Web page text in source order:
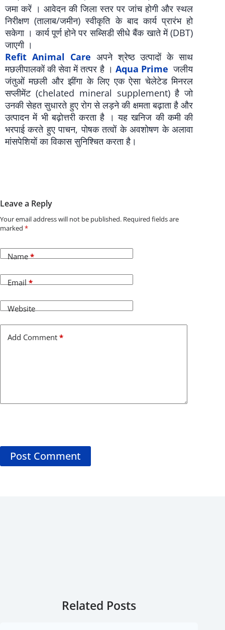
जमा करें । आवेदन की जिला स्तर पर जांच होगी और स्थल
निरीक्षण (तालाब/जमीन) स्वीकृति के बाद कार्य प्रारंभ हो
सकेगा । कार्य पूर्ण होने पर सब्सिडी सीधे बैंक खाते में (DBT)
जाएगी ।
Refit Animal Care अपने श्रेष्ठ उत्पादों के साथ
मछलीपालकों की सेवा में तत्पर है । Aqua Prime जलीय
जंतुओं मछली और झींगा के लिए एक ऐसा चेलेटेड मिनरल
सप्लीमेंट (chelated mineral supplement) है जो
उनकी सेहत सुधारते हुए रोग से लड़ने की क्षमता बढ़ाता है और
उत्पादन में भी बढ़ोत्तरी करता है । यह खनिज की कमी की
भरपाई करते हुए पाचन, पोषक तत्वों के अवशोषण के अलावा
मांसपेशियों का विकास सुनिश्चित करता है।
Leave a Reply
Your email address will not be published. Required fields are
marked *
Name*
Email*
Website
Add Comment *
Post Comment
Related Posts